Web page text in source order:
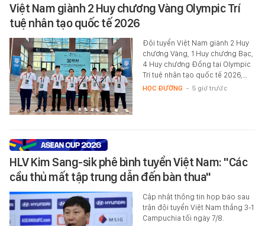
Việt Nam giành 2 Huy chương Vàng Olympic Trí
tuệ nhân tạo quốc tế 2026
Đội tuyển Việt Nam giành 2 Huy
chương Vàng, 1 Huy chương Bạc,
4 Huy chương Đồng tại Olympic
Trí tuệ nhân tạo quốc tế 2026,…
HỌC ĐƯỜNG - 5 giờ trước
HLV Kim Sang-sik phê bình tuyển Việt Nam: "Các
cầu thủ mất tập trung dẫn đến bàn thua"
Cập nhật thông tin họp báo sau
trận đội tuyển Việt Nam thắng 3-1
Campuchia tối ngày 7/8.